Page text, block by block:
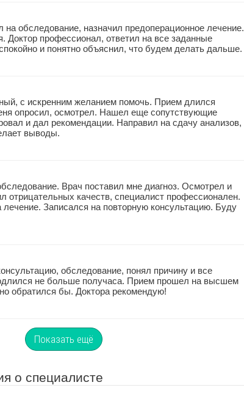
на обследование, назначил предоперационное лечение.
Доктор профессионал, ответил на все заданные
и понятно объяснил, что будем делать дальше.
с искренним желанием помочь. Прием длился
опросил, осмотрел. Нашел еще сопутствующие
и дал рекомендации. Направил на сдачу анализов,
выводы.
Врач поставил мне диагноз. Осмотрел и
отрицательных качеств, специалист профессионален.
лечение. Записался на повторную консультацию. Буду
обследование, понял причину и все
не больше получаса. Прием прошел на высшем
обратился бы. Доктора рекомендую!
Показать ещё
о специалисте